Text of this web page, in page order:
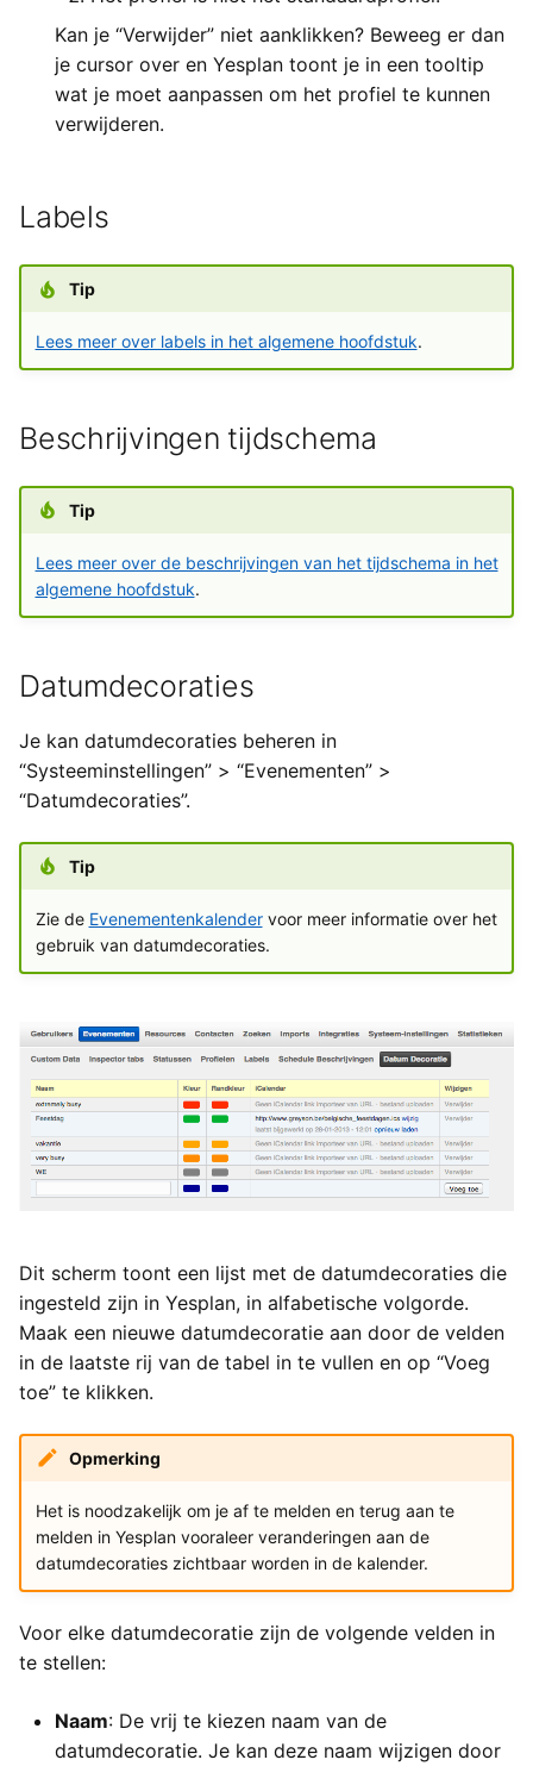
Kan je “Verwijder” niet aanklikken? Beweeg er dan
je cursor over en Yesplan toont je in een tooltip
wat je moet aanpassen om het profiel te kunnen
verwijderen.
Labels
Tip
Lees meer over labels in het algemene hoofdstuk.
Beschrijvingen tijdschema
Tip
Lees meer over de beschrijvingen van het tijdschema in het
algemene hoofdstuk.
Datumdecoraties
Je kan datumdecoraties beheren in
“Systeeminstellingen” > “Evenementen” >
“Datumdecoraties”.
Tip
Zie de Evenementenkalendervoor meer informatie over het
gebruik van datumdecoraties.
Dit scherm toont een lijst met de datumdecoraties die
ingesteld zijn in Yesplan, in alfabetische volgorde.
Maak een nieuwe datumdecoratie aan door de velden
in de laatste rij van de tabel in te vullen en op “Voeg
toe” te klikken.
Opmerking
Het is noodzakelijk om je af te melden en terug aan te
melden in Yesplan vooraleer veranderingen aan de
datumdecoraties zichtbaar worden in de kalender.
Voor elke datumdecoratie zijn de volgende velden in
te stellen:
Naam: De vrij te kiezen naam van de
datumdecoratie. Je kan deze naam wijzigen door